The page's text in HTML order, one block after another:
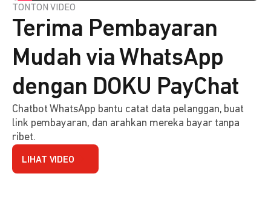
TONTON VIDEO
Terima Pembayaran
Mudah via WhatsApp
dengan DOKU PayChat
Chatbot WhatsApp bantu catat data pelanggan, buat
link pembayaran, dan arahkan mereka bayar tanpa
ribet.
LIHAT VIDEO